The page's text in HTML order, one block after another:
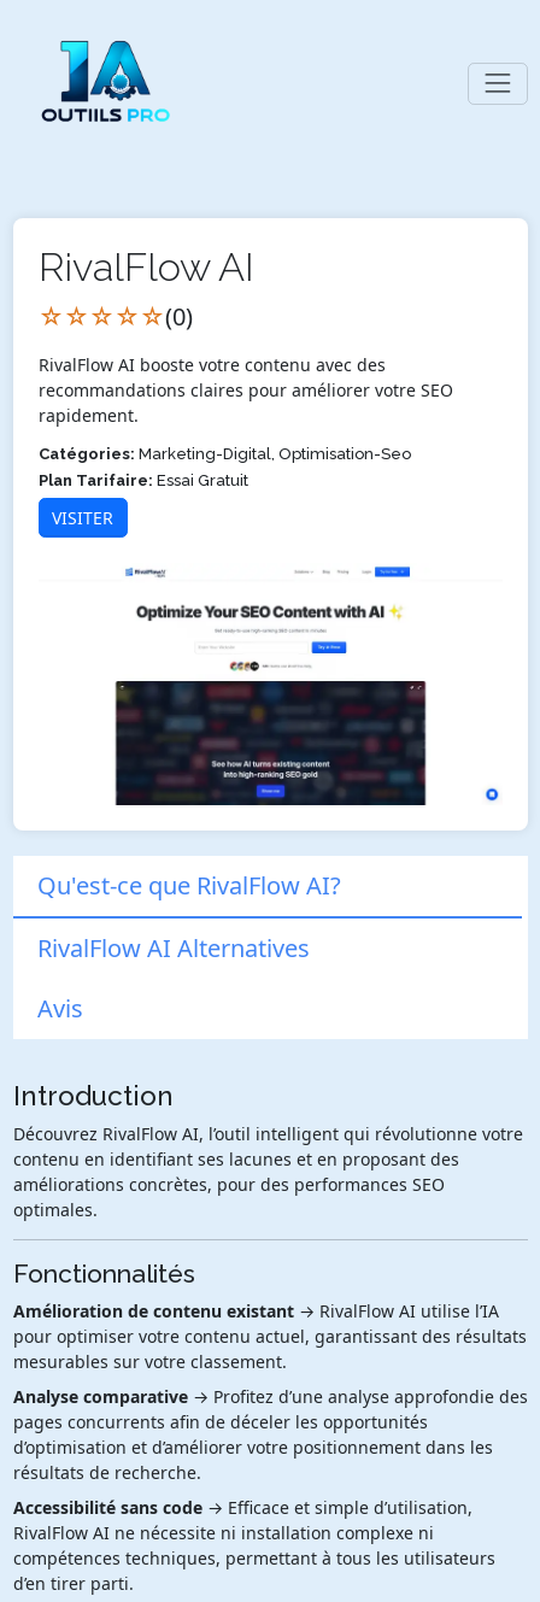
RivalFlow AI
☆☆☆☆☆(0)
RivalFlow AI booste votre contenu avec des
recommandations claires pour améliorer votre SEO
rapidement.
Catégories: Marketing-Digital, Optimisation-Seo
Plan Tarifaire: Essai Gratuit
VISITER
Qu'est-ce que RivalFlow AI?
RivalFlow AI Alternatives
Avis
Introduction
Découvrez RivalFlow AI, l’outil intelligent qui révolutionne votre
contenu en identifiant ses lacunes et en proposant des
améliorations concrètes, pour des performances SEO
optimales.
Fonctionnalités
Amélioration de contenu existant→ RivalFlow AI utilise l’IA
pour optimiser votre contenu actuel, garantissant des résultats
mesurables sur votre classement.
Analyse comparative→ Profitez d’une analyse approfondie des
pages concurrents afin de déceler les opportunités
d’optimisation et d’améliorer votre positionnement dans les
résultats de recherche.
Accessibilité sans code→ Efficace et simple d’utilisation,
RivalFlow AI ne nécessite ni installation complexe ni
compétences techniques, permettant à tous les utilisateurs
d’en tirer parti.